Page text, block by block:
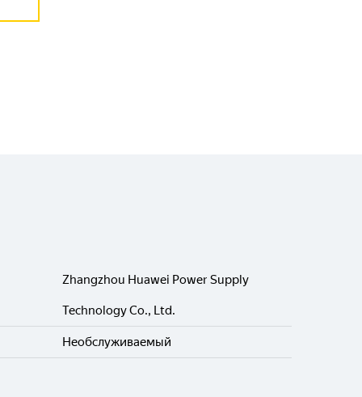
Zhangzhou Huawei Power Supply
Technology Co., Ltd.
Необслуживаемый